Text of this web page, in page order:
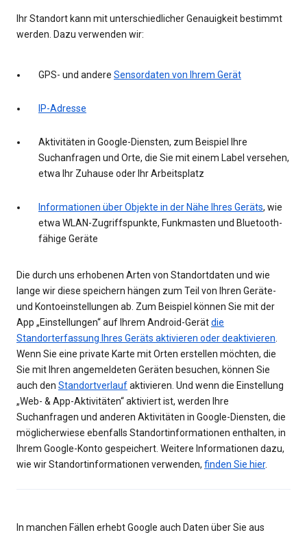
Ihr Standort kann mit unterschiedlicher Genauigkeit bestimmt
werden. Dazu verwenden wir:
GPS- und andere Sensordaten von Ihrem Gerät
IP-Adresse
Aktivitäten in Google-Diensten, zum Beispiel Ihre
Suchanfragen und Orte, die Sie mit einem Label versehen,
etwa Ihr Zuhause oder Ihr Arbeitsplatz
Informationen über Objekte in der Nähe Ihres Geräts, wie
etwa WLAN-Zugriffspunkte, Funkmasten und Bluetooth-
fähige Geräte
Die durch uns erhobenen Arten von Standortdaten und wie
lange wir diese speichern hängen zum Teil von Ihren Geräte-
und Kontoeinstellungen ab. Zum Beispiel können Sie mit der
App „Einstellungen“ auf Ihrem Android-Gerätdie
Standorterfassung Ihres Geräts aktivieren oder deaktivieren.
Wenn Sie eine private Karte mit Orten erstellen möchten, die
Sie mit Ihren angemeldeten Geräten besuchen, können Sie
auch den Standortverlaufaktivieren. Und wenn die Einstellung
„Web- & App-Aktivitäten“ aktiviert ist, werden Ihre
Suchanfragen und anderen Aktivitäten in Google-Diensten, die
möglicherwiese ebenfalls Standortinformationen enthalten, in
Ihrem Google-Konto gespeichert. Weitere Informationen dazu,
wie wir Standortinformationen verwenden, finden Sie hier.
In manchen Fällen erhebt Google auch Daten über Sie aus